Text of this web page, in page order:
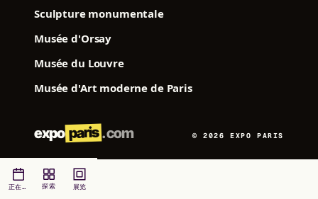
正在展出 探索 展览
Sculpture monumentale
Musée d'Orsay
Musée du Louvre
Musée d'Art moderne de Paris
expo paris.com © 2026 EXPO PARIS